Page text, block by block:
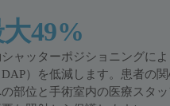
49%
シャッターポジショニングに
）を低減します。患者の
部位と手術室内の医療スタ